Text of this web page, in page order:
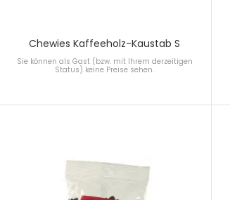
Chewies Kaffeeholz-Kaustab S
Sie können als Gast (bzw. mit Ihrem derzeitigen
Status) keine Preise sehen.